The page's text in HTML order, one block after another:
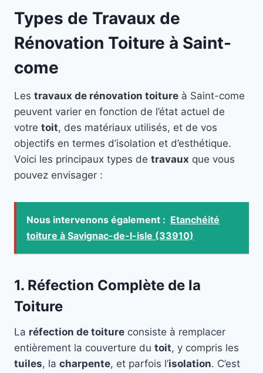
Types de Travaux de
Rénovation Toiture à Saint-
come
Les travaux de rénovation toiture à Saint-come
peuvent varier en fonction de l’état actuel de
votre toit, des matériaux utilisés, et de vos
objectifs en termes d’isolation et d’esthétique.
Voici les principaux types de travaux que vous
pouvez envisager :
Nous intervenons également : Etanchéité
toiture à Savignac-de-l-isle (33910)
1. Réfection Complète de la
Toiture
La réfection de toiture consiste à remplacer
entièrement la couverture du toit, y compris les
tuiles, la charpente, et parfois l’isolation. C’est